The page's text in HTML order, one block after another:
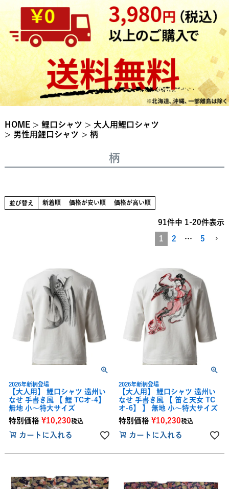
HOME 鯉口シャツ
大人用鯉口シャツ
男性用鯉口シャツ
柄
柄
並び替え 新着順 価格が安い順 価格が高い順
91件中 1-20件表示
1 2 … 5
2026年新柄登場
【大人用】 鯉口シャツ 遠州い
なせ 手書き風 【 鯉 TCオ-4】
無地 小～特大サイズ
特別価格 ¥10,230税込
カートに入れる
2026年新柄登場
【大人用】 鯉口シャツ 遠州い
なせ 手書き風 【 笛と天女 TC
オ-6】 】 無地 小～特大サイズ
特別価格 ¥10,230税込
カートに入れる